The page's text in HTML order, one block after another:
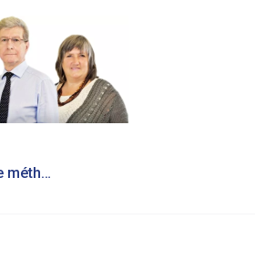
Deux univers. Une méthodologie unique.